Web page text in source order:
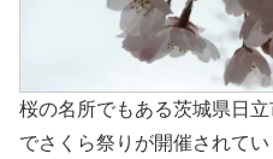
桜の名所でもある茨城県日
でさくら祭りが開催されて